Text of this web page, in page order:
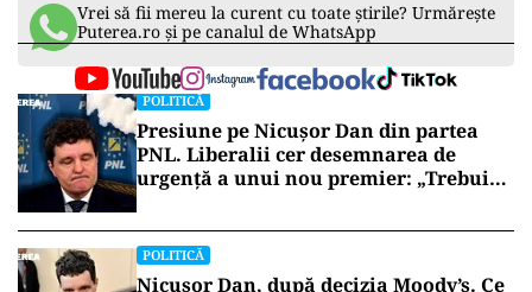
Vrei să fii mereu la curent cu toate știrile? Urmărește
Puterea.ro și pe canalul de WhatsApp
POLITICĂ
Presiune pe Nicușor Dan din partea
PNL. Liberalii cer desemnarea de
urgență a unui nou premier: „Trebuie
POLITICĂ
Nicușor Dan, după decizia Moody’s. Ce